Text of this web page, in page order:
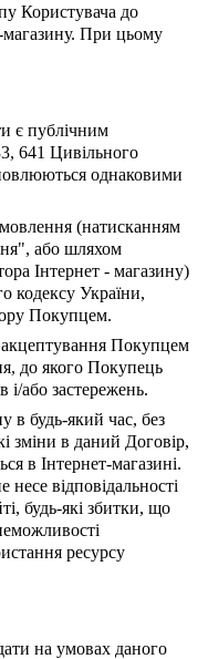
Користувача до
магазину. При цьому
є публічним
641 Цивільного
однаковими
(натисканням
або шляхом
Інтернет - магазину)
кодексу України,
Покупцем.
акцептування Покупцем
до якого Покупець
і/або застережень.
в будь-який час, без
зміни в даний Договір,
в Інтернет-магазині.
несе відповідальності
будь-які збитки, що
ресурсу
на умовах даного